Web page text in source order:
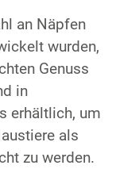
an Näpfen
wurden,
Genuss
in
erhältlich, um
als
zu werden.